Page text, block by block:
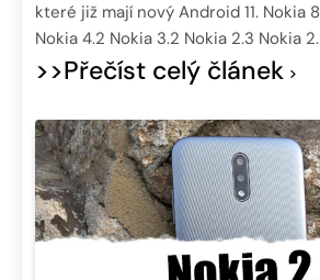
které již mají nový Android 11. Nokia
Nokia 4.2 Nokia 3.2 Nokia 2.3 Nokia
>>Přečíst celý článek